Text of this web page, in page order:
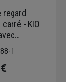
regard
- KIO
RB
1